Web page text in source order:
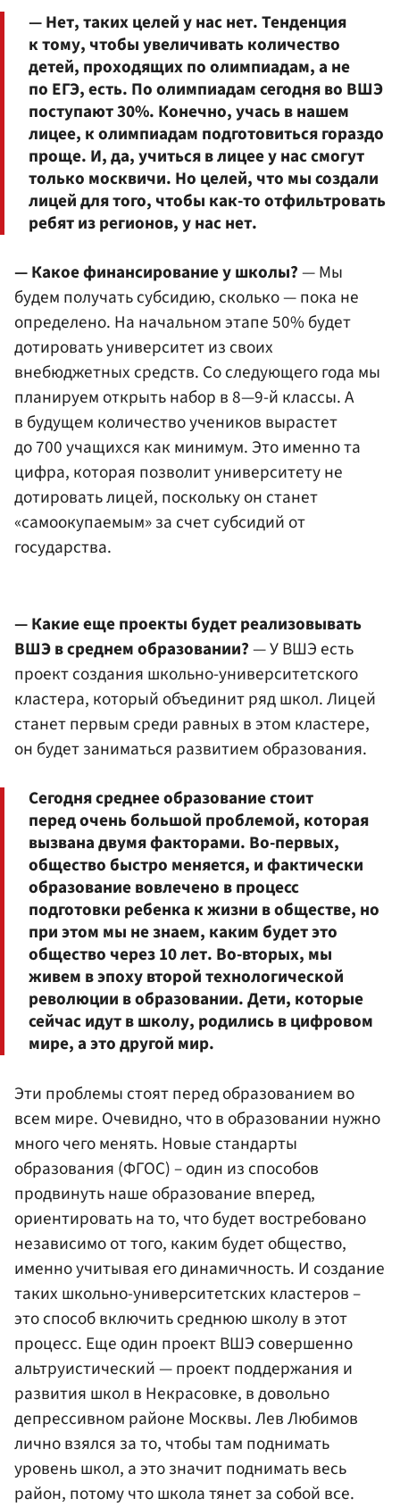
— Нет, таких целей у нас нет. Тенденция
к тому, чтобы увеличивать количество
детей, проходящих по олимпиадам, а не
по ЕГЭ, есть. По олимпиадам сегодня во ВШЭ
поступают 30%. Конечно, учась в нашем
лицее, к олимпиадам подготовиться гораздо
проще. И, да, учиться в лицее у нас смогут
только москвичи. Но целей, что мы создали
лицей для того, чтобы как-то отфильтровать
ребят из регионов, у нас нет.
— Какое финансирование у школы?— Мы
будем получать субсидию, сколько — пока не
определено. На начальном этапе 50% будет
дотировать университет из своих
внебюджетных средств. Со следующего года мы
планируем открыть набор в 8—9-й классы. А
в будущем количество учеников вырастет
до 700 учащихся как минимум. Это именно та
цифра, которая позволит университету не
дотировать лицей, поскольку он станет
«самоокупаемым» за счет субсидий от
государства.
— Какие еще проекты будет реализовывать
ВШЭ в среднем образовании?— У ВШЭ есть
проект создания школьно-университетского
кластера, который объединит ряд школ. Лицей
станет первым среди равных в этом кластере,
он будет заниматься развитием образования.
Сегодня среднее образование стоит
перед очень большой проблемой, которая
вызвана двумя факторами. Во-первых,
общество быстро меняется, и фактически
образование вовлечено в процесс
подготовки ребенка к жизни в обществе, но
при этом мы не знаем, каким будет это
общество через 10 лет. Во-вторых, мы
живем в эпоху второй технологической
революции в образовании. Дети, которые
сейчас идут в школу, родились в цифровом
мире, а это другой мир.
Эти проблемы стоят перед образованием во
всем мире. Очевидно, что в образовании нужно
много чего менять. Новые стандарты
образования (ФГОС) – один из способов
продвинуть наше образование вперед,
ориентировать на то, что будет востребовано
независимо от того, каким будет общество,
именно учитывая его динамичность. И создание
таких школьно-университетских кластеров –
это способ включить среднюю школу в этот
процесс. Еще один проект ВШЭ совершенно
альтруистический — проект поддержания и
развития школ в Некрасовке, в довольно
депрессивном районе Москвы. Лев Любимов
лично взялся за то, чтобы там поднимать
уровень школ, а это значит поднимать весь
район, потому что школа тянет за собой все.